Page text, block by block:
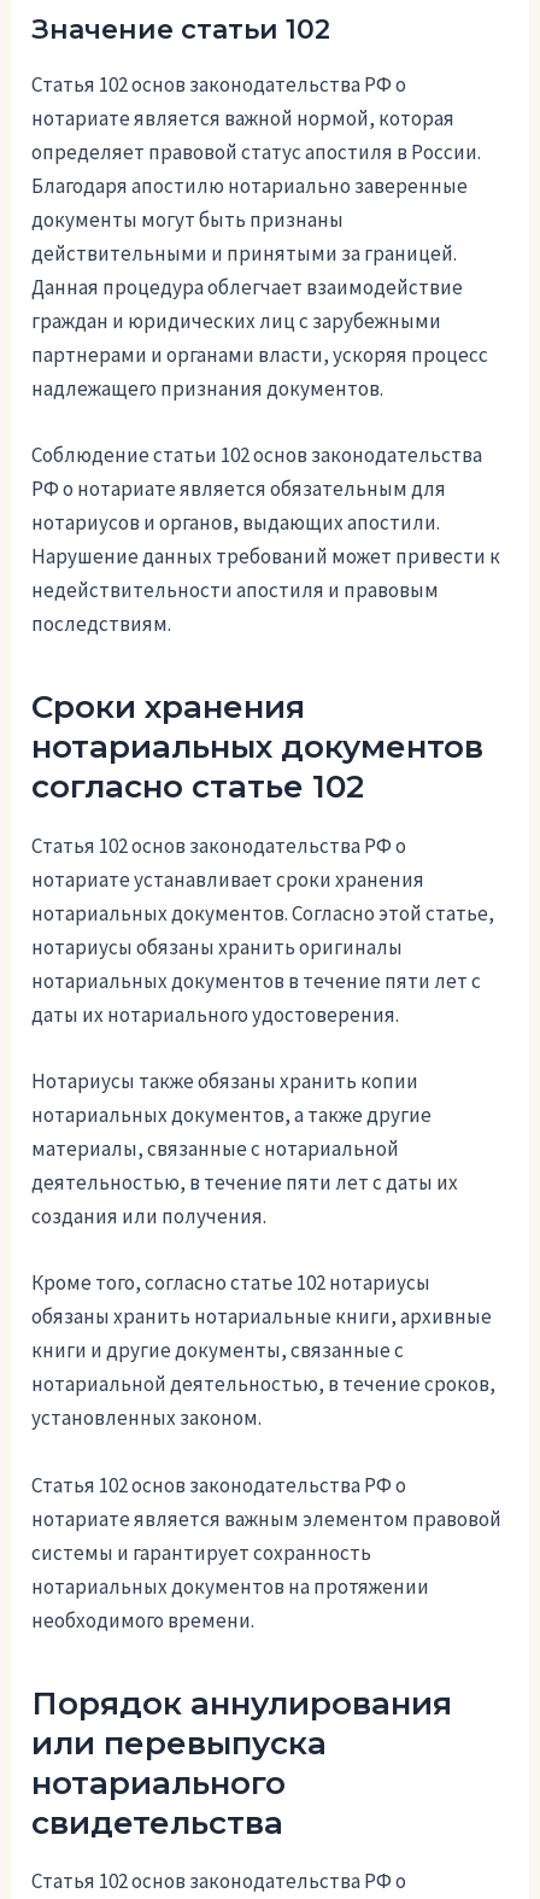
Значение статьи 102
Статья 102 основ законодательства РФ о
нотариате является важной нормой, которая
определяет правовой статус апостиля в России.
Благодаря апостилю нотариально заверенные
документы могут быть признаны
действительными и принятыми за границей.
Данная процедура облегчает взаимодействие
граждан и юридических лиц с зарубежными
партнерами и органами власти, ускоряя процесс
надлежащего признания документов.
Соблюдение статьи 102 основ законодательства
РФ о нотариате является обязательным для
нотариусов и органов, выдающих апостили.
Нарушение данных требований может привести к
недействительности апостиля и правовым
последствиям.
Сроки хранения
нотариальных документов
согласно статье 102
Статья 102 основ законодательства РФ о
нотариате устанавливает сроки хранения
нотариальных документов. Согласно этой статье,
нотариусы обязаны хранить оригиналы
нотариальных документов в течение пяти лет с
даты их нотариального удостоверения.
Нотариусы также обязаны хранить копии
нотариальных документов, а также другие
материалы, связанные с нотариальной
деятельностью, в течение пяти лет с даты их
создания или получения.
Кроме того, согласно статье 102 нотариусы
обязаны хранить нотариальные книги, архивные
книги и другие документы, связанные с
нотариальной деятельностью, в течение сроков,
установленных законом.
Статья 102 основ законодательства РФ о
нотариате является важным элементом правовой
системы и гарантирует сохранность
нотариальных документов на протяжении
необходимого времени.
Порядок аннулирования
или перевыпуска
нотариального
свидетельства
Статья 102 основ законодательства РФ о